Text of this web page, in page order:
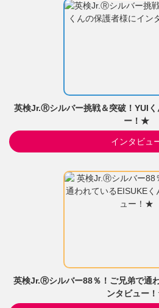
英検Jr.Ⓡシルバー挑戦＆突破！YUIく
ー！★
インタビュ
英検Jr.Ⓡシルバー88％！ご兄弟で通
ンタビュー